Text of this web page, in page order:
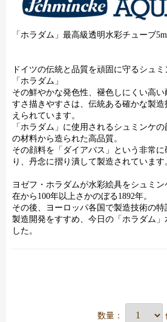
「ホラダム」最高級透明水彩チューブ
ドイツの伝統と品質を頑固に守るシュ
「ホラダム」
その鮮やかな発色性、褪色しにくい高
すさ描きやすさは、伝統ある確かな製
えられています。
「ホラダム」に使用されるシュミンケ
の材料から造られた高品質。
その顔料を「ダイアバス」という非常
り、丹念に摺り潰して製造されています
ヨゼフ・ホラダムが水彩絵具をシュミ
在から100年以上さかのぼる1892年。
その後、ヨーロッパ各国で製造技術の
製造開発をすすめ、今日の「ホラダム」
した。
数量：